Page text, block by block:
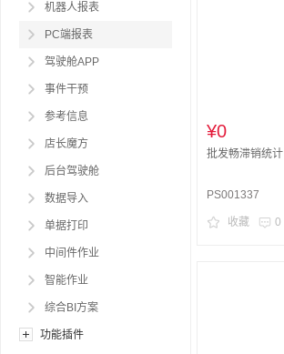
机器人报表
PC端报表
驾驶舱APP
事件干预
参考信息
店长魔方
后台驾驶舱
数据导入
单据打印
中间件作业
智能作业
综合BI方案
功能插件
¥0
批发畅滞销统计
PS001337
收藏 0